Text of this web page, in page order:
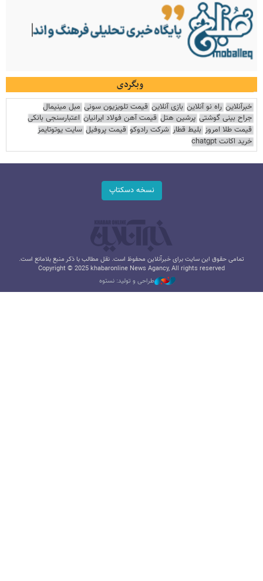
وبگردی
خبرآنلاین راه نو آنلاین بازی آنلاین قیمت تلویزیون سونی مبل مینیمال
جراح بینی گوشتی پرشین هتل قیمت آهن فولاد ایرانیان اعتبارسنجی بانکی
قیمت طلا امروز بلیط قطار شرکت رادوکو قیمت پروفیل سایت یوتوتایمز
خرید اکانت chatgpt
نسخه دسکتاپ
تمامی حقوق این سایت برای خبرآنلاین محفوظ است. نقل مطالب با ذکر منبع بلامانع است.
Copyright © 2025 khabaronline News Agancy, All rights reserved
طراحی و تولید: نستوه